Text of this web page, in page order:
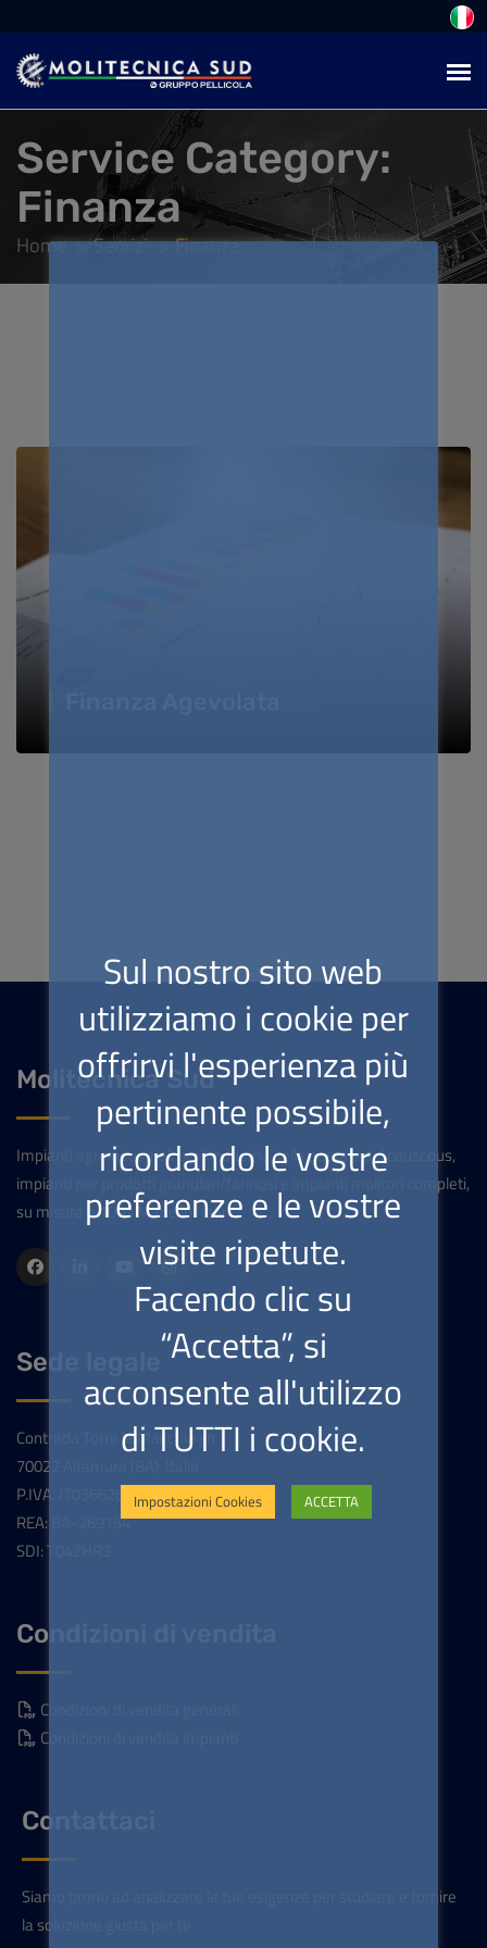
Service Category:
Finanza
Home Servizi Finanza
Molitecnica Sud
Impianti agroindustriali per l'industria della pasta e del couscous,
impianti per prodotti granulari/farinosi e impianti molitori completi,
su misura e 100% Made in Italy
Sede legale
Contrada Torre la Macchia sn
70022 Altamura (BA), Italia
P.IVA: IT03662690720
REA: BA-269154
SDI: T04ZHR3
Condizioni di vendita
Condizioni di vendita generali
Condizioni di vendita impianti
Contattaci
Siamo pronti ad analizzare le tue esigenze per studiare e fornire
la soluzione giusta per te
Sul nostro sito web
utilizziamo i cookie per
offrirvi l'esperienza più
pertinente possibile,
ricordando le vostre
preferenze e le vostre
visite ripetute.
Facendo clic su
“Accetta”, si
acconsente all'utilizzo
di TUTTI i cookie.
Impostazioni Cookies ACCETTA